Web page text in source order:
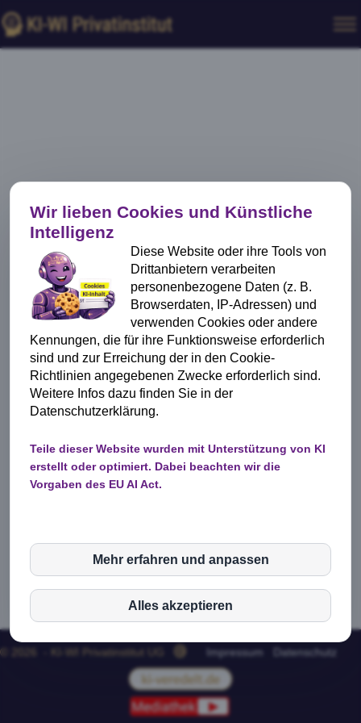
© 2026 - KI-WI Privatinstitut UG Impressum Datenschutz
Wir lieben Cookies und Künstliche
Intelligenz
Diese Website oder ihre Tools von
Drittanbietern verarbeiten
personenbezogene Daten (z. B.
Browserdaten, IP-Adressen) und
verwenden Cookies oder andere
Kennungen, die für ihre Funktionsweise erforderlich
sind und zur Erreichung der in den Cookie-
Richtlinien angegebenen Zwecke erforderlich sind.
Weitere Infos dazu finden Sie in der
Datenschutzerklärung.
Teile dieser Website wurden mit Unterstützung von KI
erstellt oder optimiert. Dabei beachten wir die
Vorgaben des EU AI Act.
inCMS
Mehr erfahren und anpassen
Alles akzeptieren